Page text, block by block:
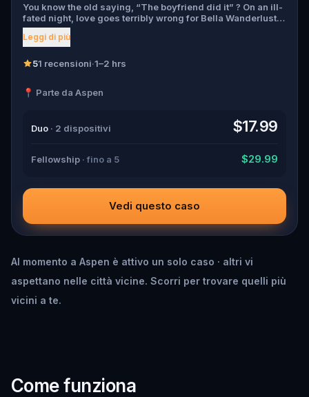
You know the old saying, “The boyfriend did it” ? On an ill-
fated night, love goes terribly wrong for Bella Wanderlust
and Walter Bridges . Bella, a famous travel blogger, was
found dead during a ghost tour led by the theatrical Percy
Walter, the obsessed boyfriend? Percy, the ghost tour
suspects, and expose the real murderer before they strike
Leggi di più
51 recensioni·1–2 hrs
📍 Parte da Aspen
Duo · 2 dispositivi $17.99
Fellowship · fino a 5 $29.99
Vedi questo caso
Al momento a Aspen è attivo un solo caso · altri vi
aspettano nelle città vicine. Scorri per trovare quelli più
vicini a te.
Come funziona